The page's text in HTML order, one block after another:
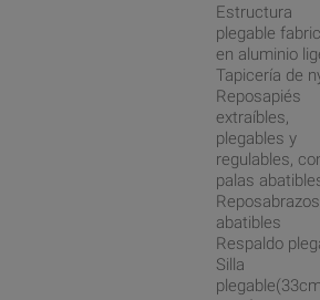
Estructura
plegable
en aluminio
Tapicería de
Reposapiés
extraíbles,
plegables y
regulables,
palas
Reposabrazos
abatibles
Respaldo
Silla